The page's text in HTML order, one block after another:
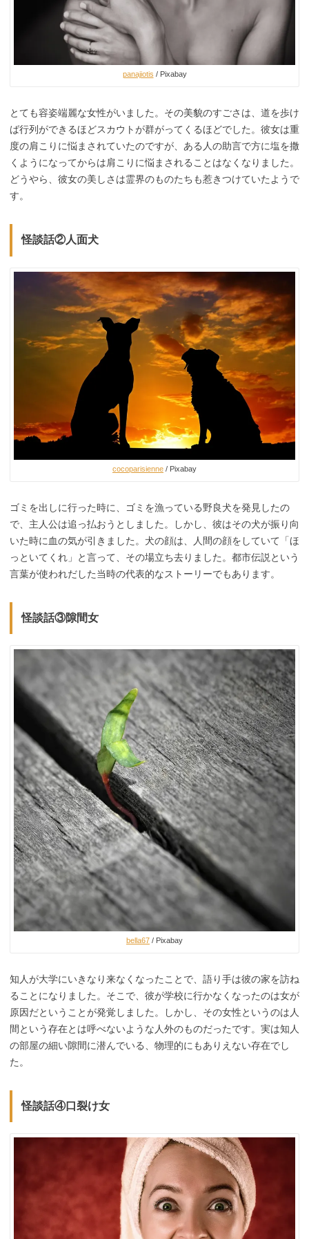
panajiotis / Pixabay
とても容姿端麗な女性がいました。その美貌のすごさは、道を歩け
ば行列ができるほどスカウトが群がってくるほどでした。彼女は重
度の肩こりに悩まされていたのですが、ある人の助言で方に塩を撒
くようになってからは肩こりに悩まされることはなくなりました。
どうやら、彼女の美しさは霊界のものたちも惹きつけていたようで
す。
怪談話②人面犬
cocoparisienne / Pixabay
ゴミを出しに行った時に、ゴミを漁っている野良犬を発見したの
で、主人公は追っ払おうとしました。しかし、彼はその犬が振り向
いた時に血の気が引きました。犬の顔は、人間の顔をしていて「ほ
っといてくれ」と言って、その場立ち去りました。都市伝説という
言葉が使われだした当時の代表的なストーリーでもあります。
怪談話③隙間女
bella67 / Pixabay
知人が大学にいきなり来なくなったことで、語り手は彼の家を訪ね
ることになりました。そこで、彼が学校に行かなくなったのは女が
原因だということが発覚しました。しかし、その女性というのは人
間という存在とは呼べないような人外のものだったです。実は知人
の部屋の細い隙間に潜んでいる、物理的にもありえない存在でし
た。
怪談話④口裂け女